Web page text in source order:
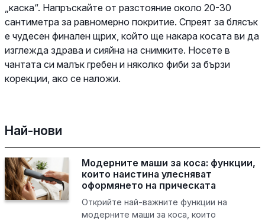
„каска“. Напръскайте от разстояние около 20-30
сантиметра за равномерно покритие. Спреят за блясък
е чудесен финален щрих, който ще накара косата ви да
изглежда здрава и сияйна на снимките. Носете в
чантата си малък гребен и няколко фиби за бързи
корекции, ако се наложи.
Най-нови
Модерните маши за коса: функции,
които наистина улесняват
оформянето на прическата
Открийте най-важните функции на
модерните маши за коса, които